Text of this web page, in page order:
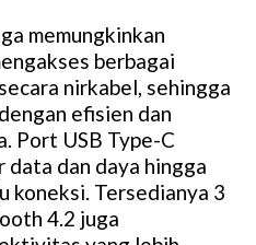
memungkinkan
berbagai
nirkabel, sehingga
efisien dan
Port USB Type-C
dan daya hingga
koneksi. Tersedianya 3
4.2 juga